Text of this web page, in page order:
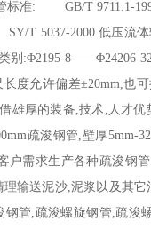
准: GB/T 9711.1-
T 5037-2000 低压流体
:Φ2195-
长度允许偏差±20mm,也
厚的装备,技术,人才优
疏浚钢管,壁厚5mm-
户需求生产各种疏浚
输送泥沙,泥浆以及其它
管,疏浚螺旋钢管,疏浚